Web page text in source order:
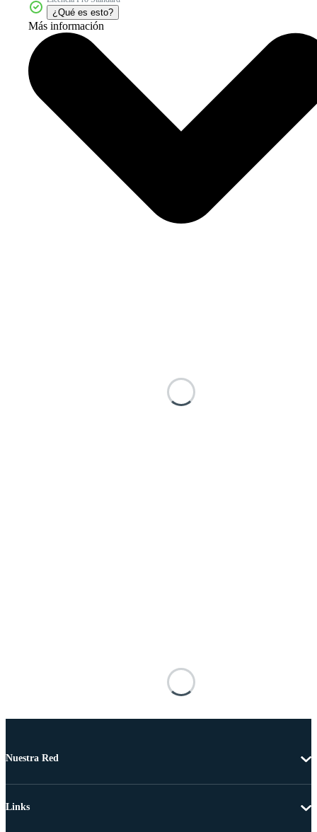
¿Qué es esto?
Más información
Nuestra Red
Links